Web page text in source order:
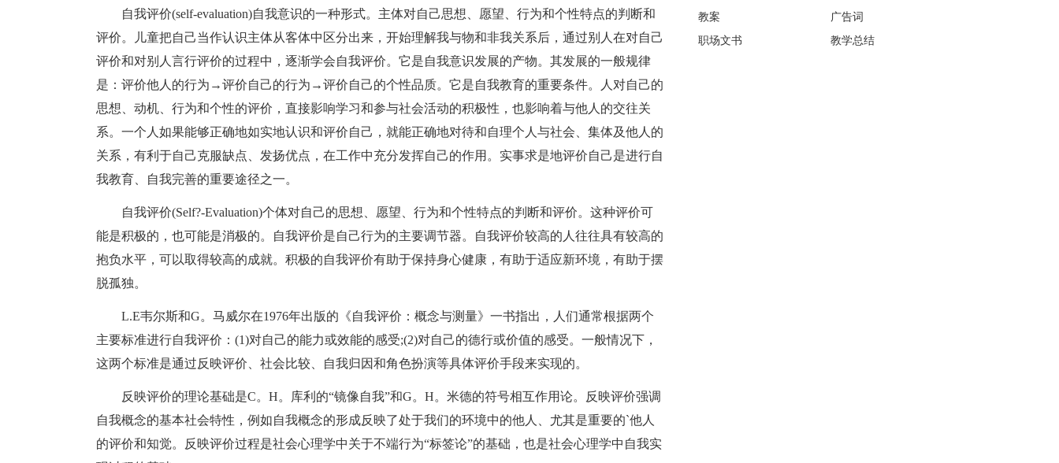
自我评价(self-evaluation)自我意识的一种形式。主体对自己思想、愿望、行为和个性特点的判断和
评价。儿童把自己当作认识主体从客体中区分出来，开始理解我与物和非我关系后，通过别人在对自己
评价和对别人言行评价的过程中，逐渐学会自我评价。它是自我意识发展的产物。其发展的一般规律
是：评价他人的行为→评价自己的行为→评价自己的个性品质。它是自我教育的重要条件。人对自己的
思想、动机、行为和个性的评价，直接影响学习和参与社会活动的积极性，也影响着与他人的交往关
系。一个人如果能够正确地如实地认识和评价自己，就能正确地对待和自理个人与社会、集体及他人的
关系，有利于自己克服缺点、发扬优点，在工作中充分发挥自己的作用。实事求是地评价自己是进行自
我教育、自我完善的重要途径之一。
自我评价(Self?-Evaluation)个体对自己的思想、愿望、行为和个性特点的判断和评价。这种评价可
能是积极的，也可能是消极的。自我评价是自己行为的主要调节器。自我评价较高的人往往具有较高的
抱负水平，可以取得较高的成就。积极的自我评价有助于保持身心健康，有助于适应新环境，有助于摆
脱孤独。
L.E韦尔斯和G。马威尔在1976年出版的《自我评价：概念与测量》一书指出，人们通常根据两个
主要标准进行自我评价：(1)对自己的能力或效能的感受;(2)对自己的德行或价值的感受。一般情况下，
这两个标准是通过反映评价、社会比较、自我归因和角色扮演等具体评价手段来实现的。
反映评价的理论基础是C。H。库利的“镜像自我”和G。H。米德的符号相互作用论。反映评价强调
自我概念的基本社会特性，例如自我概念的形成反映了处于我们的环境中的他人、尤其是重要的`他人
的评价和知觉。反映评价过程是社会心理学中关于不端行为“标签论”的基础，也是社会心理学中自我实
教案
广告词
职场文书
教学总结